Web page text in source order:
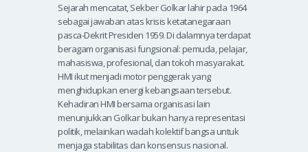
Sejarah mencatat, Sekber Golkar lahir pada 1964
sebagai jawaban atas krisis ketatanegaraan
pasca-Dekrit Presiden 1959. Di dalamnya terdapat
beragam organisasi fungsional: pemuda, pelajar,
mahasiswa, profesional, dan tokoh masyarakat.
HMI ikut menjadi motor penggerak yang
menghidupkan energi kebangsaan tersebut.
Kehadiran HMI bersama organisasi lain
menunjukkan Golkar bukan hanya representasi
politik, melainkan wadah kolektif bangsa untuk
menjaga stabilitas dan konsensus nasional.